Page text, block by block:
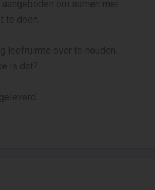
om samen met
te doen.
leefruimte over te houden.
is dat?